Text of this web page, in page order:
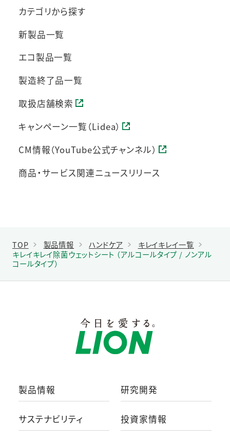
カテゴリから探す
新製品一覧
エコ製品一覧
製造終了品一覧
取扱店舗検索
キャンペーン一覧（Lidea）
CM情報（YouTube公式チャンネル）
商品・サービス関連ニュースリリース
TOP 製品情報 ハンドケア
キレイキレイ一覧
キレイキレイ除菌ウェットシート （アルコールタイプ / ノンアル
コールタイプ）
製品情報 研究開発
サステナビリティ 投資家情報